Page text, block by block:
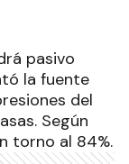
pasivo
la fuente
del
Según
torno al 84%.